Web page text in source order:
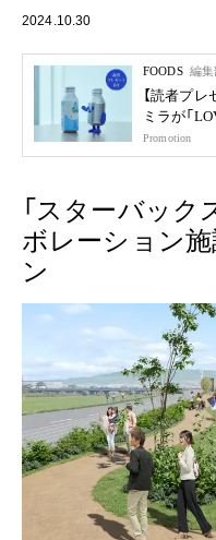
2024.10.30
FOODS 編
【読者プ
ミラが「
来
Promotion
「スターバック
ボレーション
ン